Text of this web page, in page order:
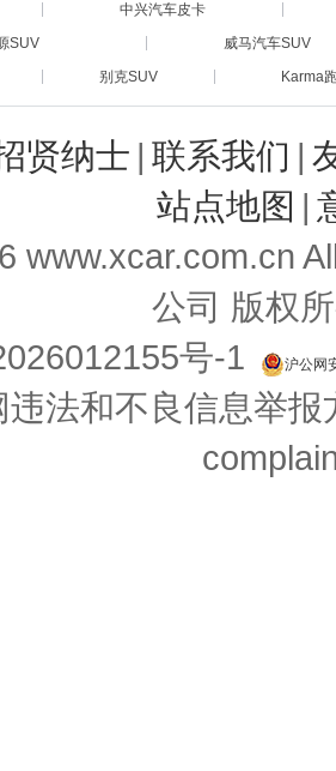
中兴汽车皮卡
SUV
威马汽车SUV
别克SUV Karma
贤纳士 | 联系我们 |
站点地图 |
www.xcar.com.cn
公司 版权
号-1
沪公网
违法和不良信息举